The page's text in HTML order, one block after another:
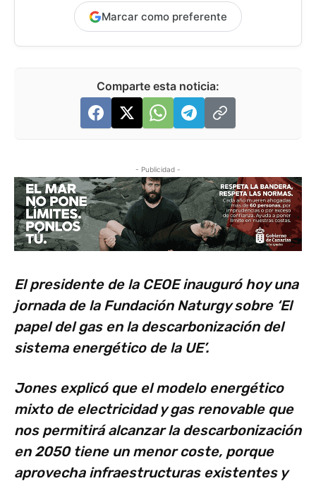
Marcar como preferente
Comparte esta noticia:
- Publicidad -
El presidente de la CEOE inauguró hoy una
jornada de la Fundación Naturgy sobre ‘El
papel del gas en la descarbonización del
sistema energético de la UE’.
Jones explicó que el modelo energético
mixto de electricidad y gas renovable que
nos permitirá alcanzar la descarbonización
en 2050 tiene un menor coste, porque
aprovecha infraestructuras existentes y